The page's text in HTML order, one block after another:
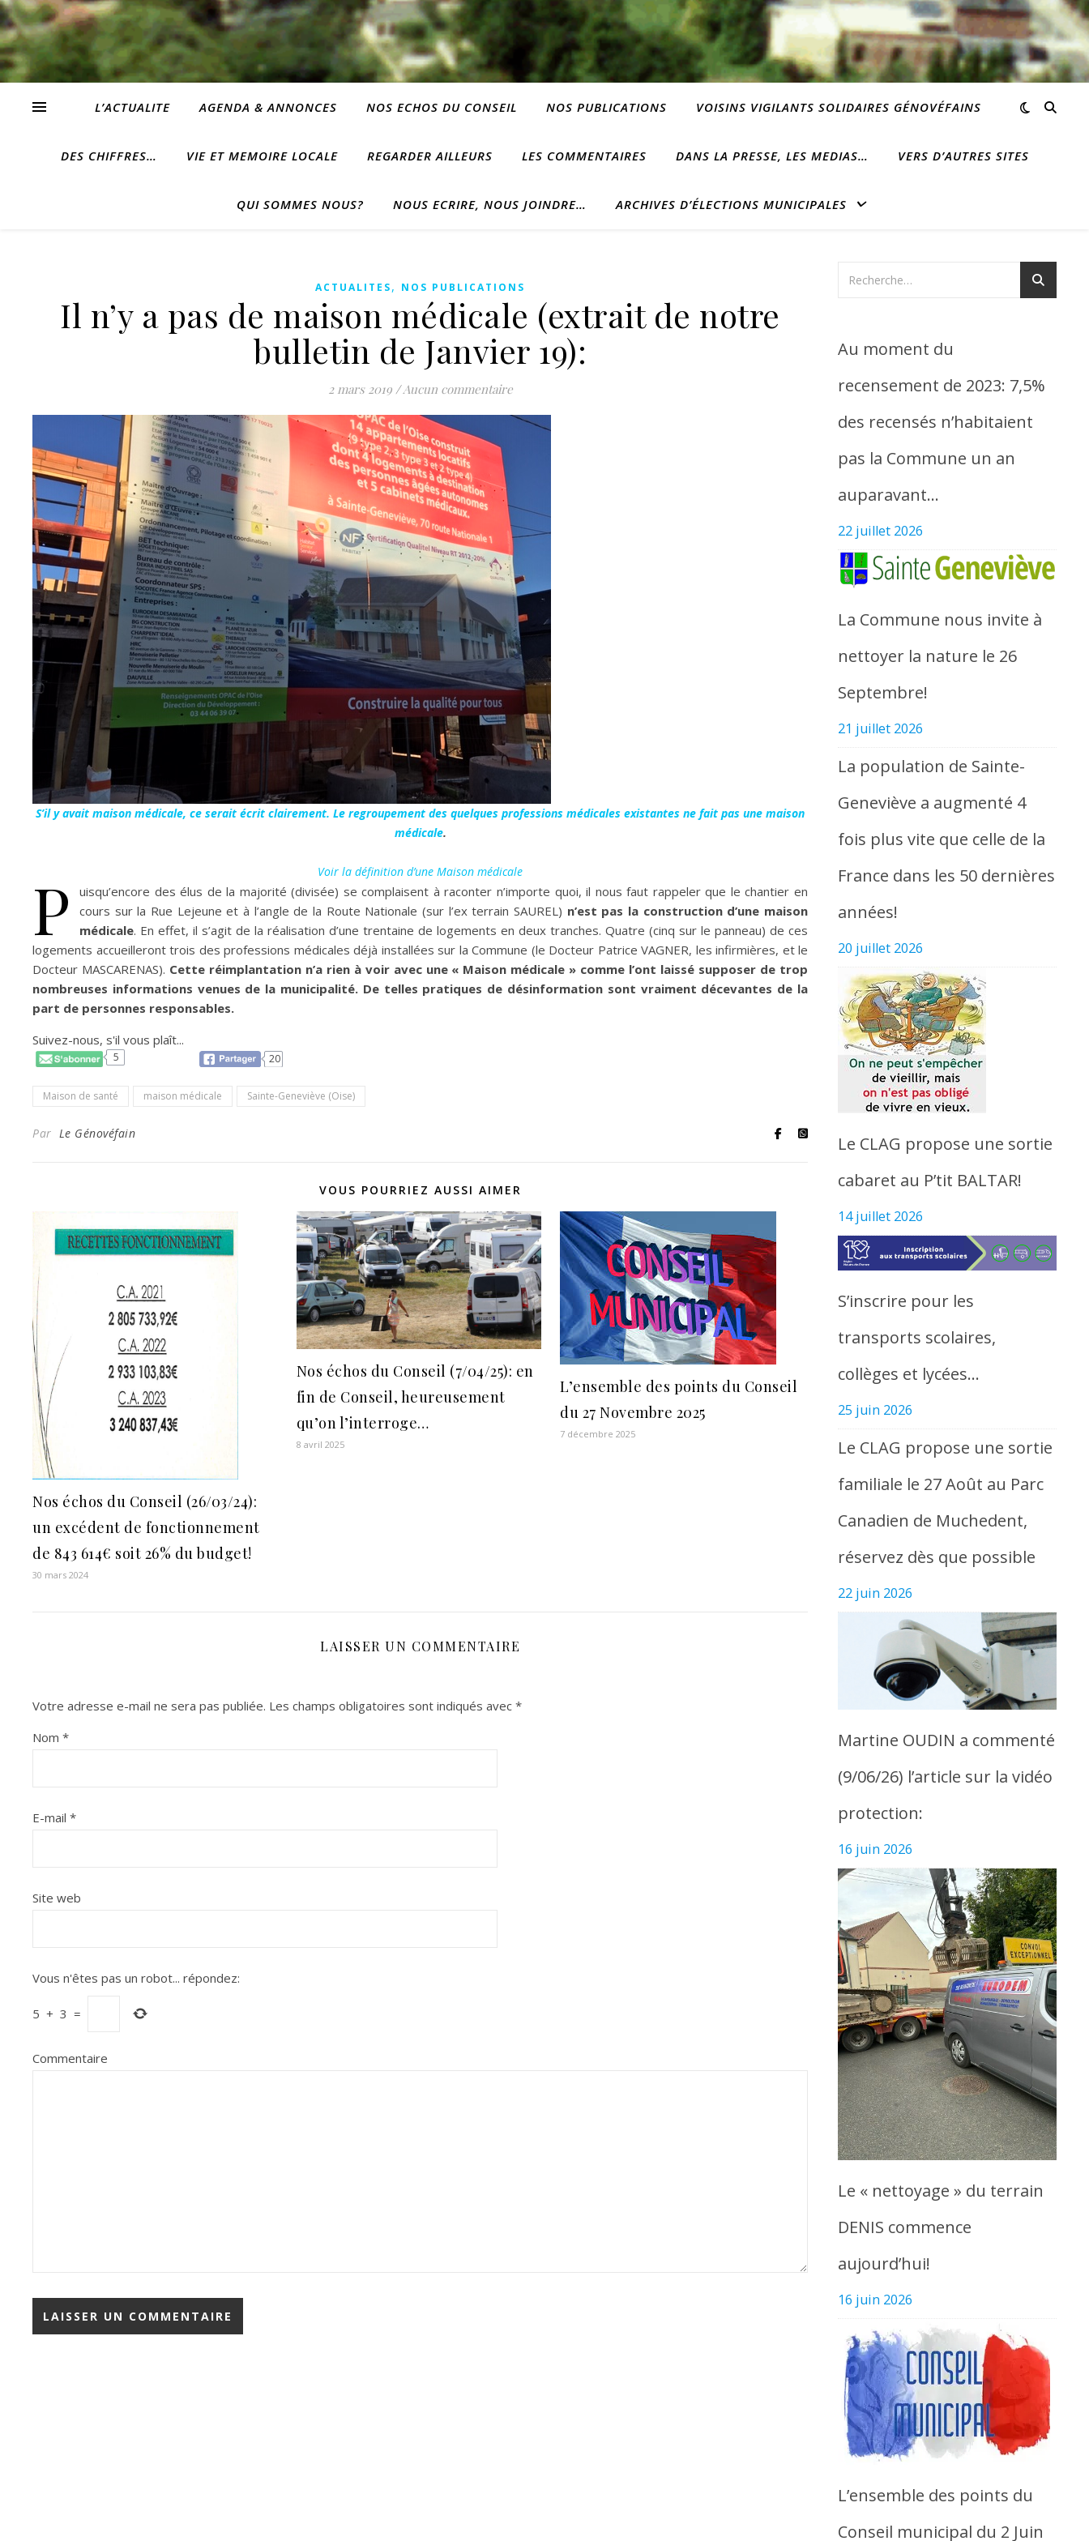
L’ACTUALITE AGENDA & ANNONCES NOS ECHOS DU CONSEIL NOS PUBLICATIONS VOISINS VIGILANTS SOLIDAIRES GÉNOVÉFAINS
DES CHIFFRES… VIE ET MEMOIRE LOCALE REGARDER AILLEURS LES COMMENTAIRES DANS LA PRESSE, LES MEDIAS… VERS D’AUTRES SITES
QUI SOMMES NOUS? NOUS ECRIRE, NOUS JOINDRE… ARCHIVES D’ÉLECTIONS MUNICIPALES
ACTUALITES, NOS PUBLICATIONS
Il n’y a pas de maison médicale (extrait de notre
bulletin de Janvier 19):
2 mars 2019 /Aucun commentaire
S’il y avait maison médicale, ce serait écrit clairement. Le regroupement des quelques professions médicales existantes ne fait pas une maison
médicale.
Voir la définition d’une Maison médicale
P
uisqu’encore des élus de la majorité (divisée) se complaisent à raconter n’importe quoi, il nous faut rappeler que le chantier en
cours sur la Rue Lejeune et à l’angle de la Route Nationale (sur l’ex terrain SAUREL) n’est pas la construction d’une maison
médicale. En effet, il s’agit de la réalisation d’une trentaine de logements en deux tranches. Quatre (cinq sur le panneau) de ces
logements accueilleront trois des professions médicales déjà installées sur la Commune (le Docteur Patrice VAGNER, les infirmières, et le
Docteur MASCARENAS). Cette réimplantation n’a rien à voir avec une « Maison médicale » comme l’ont laissé supposer de trop
nombreuses informations venues de la municipalité. De telles pratiques de désinformation sont vraiment décevantes de la
part de personnes responsables.
Suivez-nous, s'il vous plaît...
5 20
Maison de santé maison médicale Sainte-Geneviève (Oise)
Par Le Génovéfain
VOUS POURRIEZ AUSSI AIMER
Nos échos du Conseil (26/03/24):
un excédent de fonctionnement
de 843 614€ soit 26% du budget!
30 mars 2024
Nos échos du Conseil (7/04/25): en
fin de Conseil, heureusement
qu’on l’interroge…
8 avril 2025
L’ensemble des points du Conseil
du 27 Novembre 2025
7 décembre 2025
LAISSER UN COMMENTAIRE
Votre adresse e-mail ne sera pas publiée. Les champs obligatoires sont indiqués avec *
Nom *
E-mail *
Site web
Vous n'êtes pas un robot... répondez:
5 + 3 =
Commentaire
Au moment du
recensement de 2023: 7,5%
des recensés n’habitaient
pas la Commune un an
auparavant…
22 juillet 2026
La Commune nous invite à
nettoyer la nature le 26
Septembre!
21 juillet 2026
La population de Sainte-
Geneviève a augmenté 4
fois plus vite que celle de la
France dans les 50 dernières
années!
20 juillet 2026
Le CLAG propose une sortie
cabaret au P’tit BALTAR!
14 juillet 2026
S’inscrire pour les
transports scolaires,
collèges et lycées…
25 juin 2026
Le CLAG propose une sortie
familiale le 27 Août au Parc
Canadien de Muchedent,
réservez dès que possible
22 juin 2026
Martine OUDIN a commenté
(9/06/26) l’article sur la vidéo
protection:
16 juin 2026
Le « nettoyage » du terrain
DENIS commence
aujourd’hui!
16 juin 2026
L’ensemble des points du
Conseil municipal du 2 Juin